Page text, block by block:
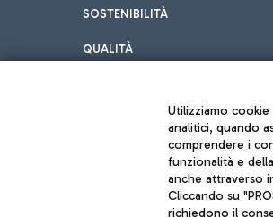
SOSTENIBILITÀ
QUALITÀ
Utilizziamo
analitici, quando
comprendere i
funzionalità e
anche attraverso
Cliccando su
richiedono il